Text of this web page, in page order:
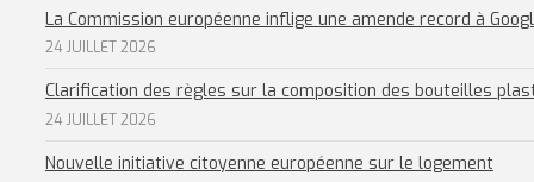
La Commission européenne inflige une amende record à
24 JUILLET 2026
Clarification des règles sur la composition des bouteilles
24 JUILLET 2026
Nouvelle initiative citoyenne européenne sur le logement